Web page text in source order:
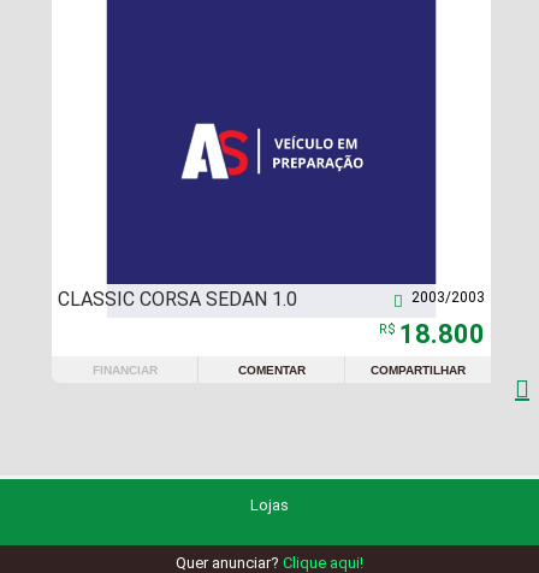
CLASSIC CORSA SEDAN 1.0 2003/2003

R$ 18.800
FINANCIAR COMENTAR COMPARTILHAR

Lojas
Quer anunciar? Clique aqui!